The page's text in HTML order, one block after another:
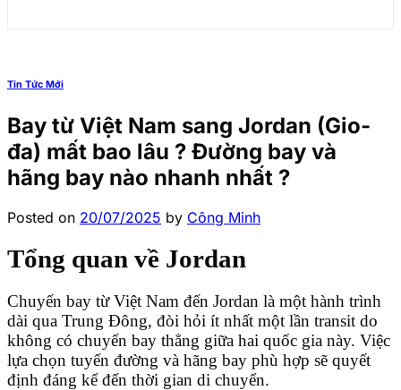
Tin Tức Mới
Bay từ Việt Nam sang Jordan (Gio-
đa) mất bao lâu ? Đường bay và
hãng bay nào nhanh nhất ?
Posted on 20/07/2025 by Công Minh
Tổng quan về Jordan
Chuyến bay từ Việt Nam đến Jordan là một hành trình
dài qua Trung Đông, đòi hỏi ít nhất một lần transit do
không có chuyến bay thẳng giữa hai quốc gia này. Việc
lựa chọn tuyến đường và hãng bay phù hợp sẽ quyết
định đáng kể đến thời gian di chuyển.